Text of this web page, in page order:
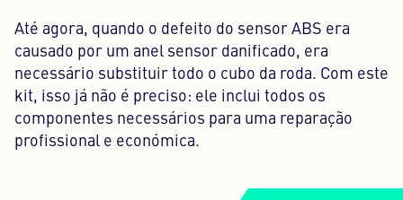
Até agora, quando o defeito do sensor ABS era
causado por um anel sensor danificado, era
necessário substituir todo o cubo da roda. Com este
kit, isso já não é preciso: ele inclui todos os
componentes necessários para uma reparação
profissional e económica.